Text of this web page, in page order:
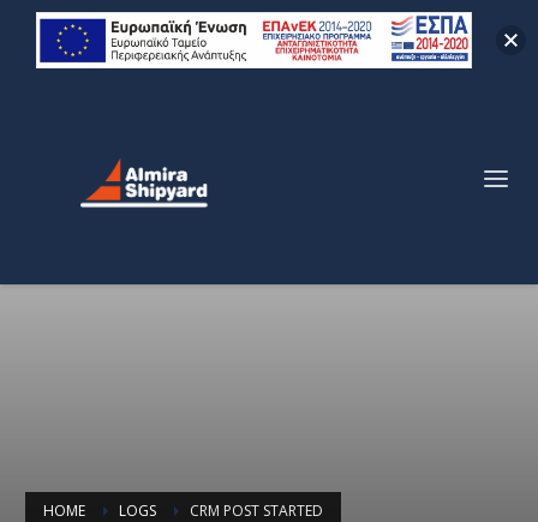
HOME LOGS CRM POST STARTED